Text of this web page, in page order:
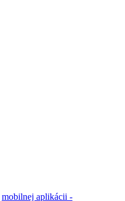
mobilnej aplikácii -